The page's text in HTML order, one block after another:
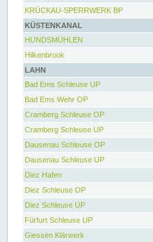
KRÜCKAU-SPERRWERK BP
KÜSTENKANAL
HUNDSMÜHLEN
Hilkenbrook
LAHN
Bad Ems Schleuse UP
Bad Ems Wehr OP
Cramberg Schleuse OP
Cramberg Schleuse UP
Dausenau Schleuse OP
Dausenau Schleuse UP
Diez Hafen
Diez Schleuse OP
Diez Schleuse UP
Fürfurt Schleuse UP
Giessen Klärwerk